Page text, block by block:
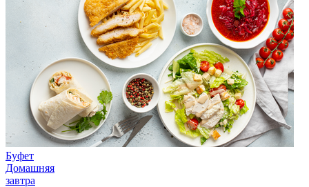
Буфет
Домашняя
завтра